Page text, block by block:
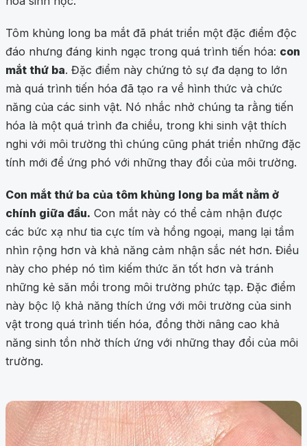
Tôm khủng long ba mắt đã phát triển một đặc điểm độc
đáo nhưng đáng kinh ngạc trong quá trình tiến hóa: con
mắt thứ ba. Đặc điểm này chứng tỏ sự đa dạng to lớn
mà quá trình tiến hóa đã tạo ra về hình thức và chức
năng của các sinh vật. Nó nhắc nhở chúng ta rằng tiến
hóa là một quá trình đa chiều, trong khi sinh vật thích
nghi với môi trường thì chúng cũng phát triển những đặc
tính mới để ứng phó với những thay đổi của môi trường.
Con mắt thứ ba của tôm khủng long ba mắt nằm ở
chính giữa đầu. Con mắt này có thể cảm nhận được
các bức xạ như tia cực tím và hồng ngoại, mang lại tầm
nhìn rộng hơn và khả năng cảm nhận sắc nét hơn. Điều
này cho phép nó tìm kiếm thức ăn tốt hơn và tránh
những kẻ săn mồi trong môi trường phức tạp. Đặc điểm
này bộc lộ khả năng thích ứng với môi trường của sinh
vật trong quá trình tiến hóa, đồng thời nâng cao khả
năng sinh tồn nhờ thích ứng với những thay đổi của môi
trường.